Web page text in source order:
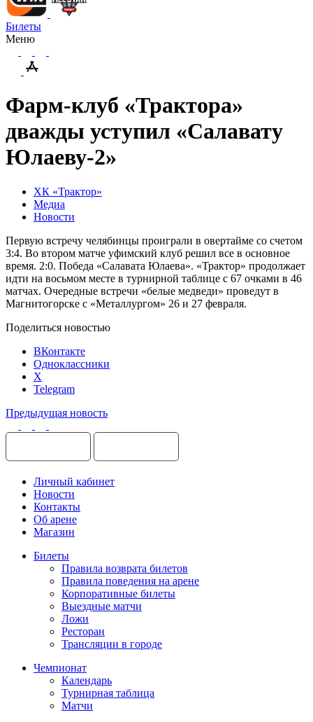
Билеты
Меню
Фарм-клуб «Трактора»
дважды уступил «Салавату
Юлаеву-2»
ХК «Трактор»
Медиа
Новости
Первую встречу челябинцы проиграли в овертайме со счетом
3:4. Во втором матче уфимский клуб решил все в основное
время. 2:0. Победа «Салавата Юлаева». «Трактор» продолжает
идти на восьмом месте в турнирной таблице с 67 очками в 46
матчах. Очередные встречи «белые медведи» проведут в
Магнитогорске с «Металлургом» 26 и 27 февраля.
Поделиться новостью
ВКонтакте
Одноклассники
X
Telegram
Предыдущая новость
Личный кабинет
Новости
Контакты
Об арене
Магазин
Билеты
Правила возврата билетов
Правила поведения на арене
Корпоративные билеты
Выездные матчи
Ложи
Ресторан
Трансляции в городе
Чемпионат
Календарь
Турнирная таблица
Матчи